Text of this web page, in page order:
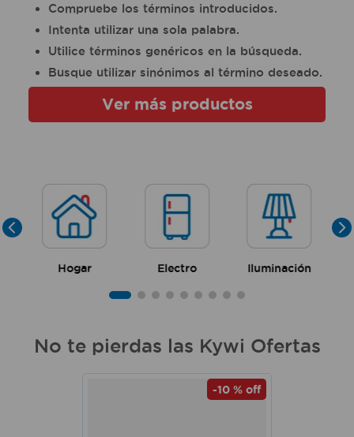
Compruebe los términos introducidos.
Intenta utilizar una sola palabra.
Utilice términos genéricos en la búsqueda.
Busque utilizar sinónimos al término deseado.
Ver más productos
Hogar Electro Iluminación
No te pierdas las Kywi Ofertas
-10 % off